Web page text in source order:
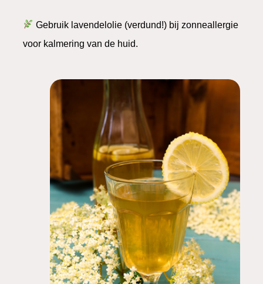
Gebruik lavendelolie (verdund!) bij zonneallergie
voor kalmering van de huid.